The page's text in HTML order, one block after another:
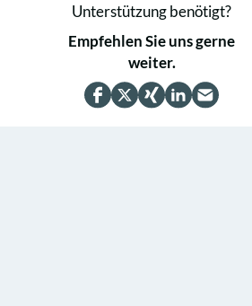
Unterstützung benötigt?
Empfehlen Sie uns gerne
weiter.